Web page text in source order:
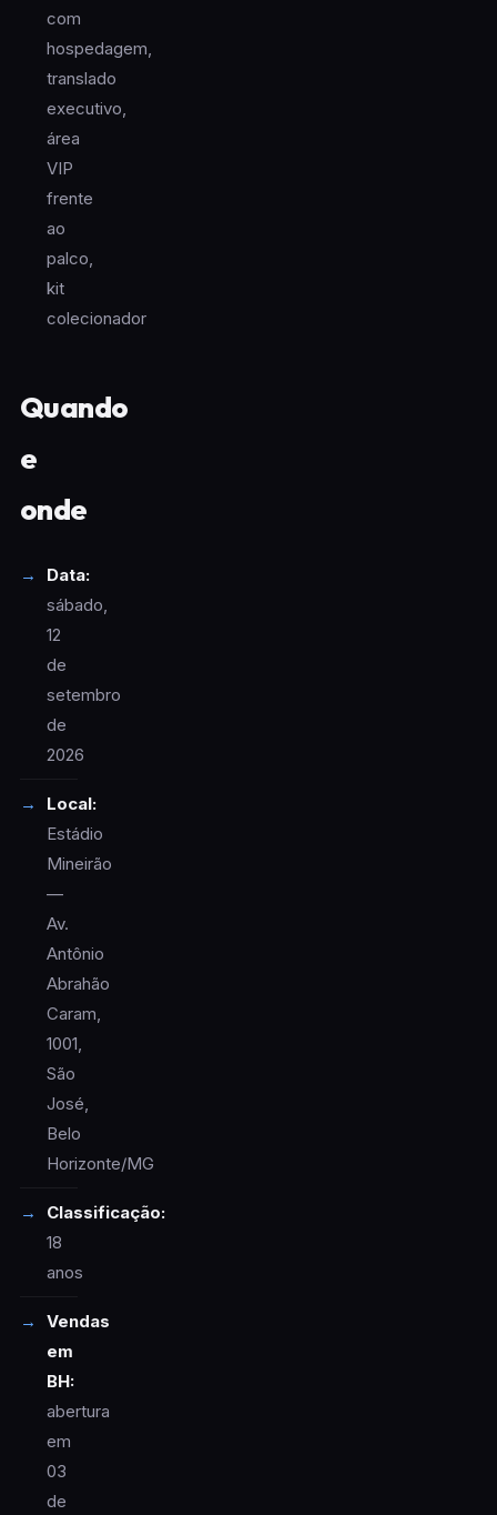
com
hospedagem,
translado
executivo,
área
VIP
frente
ao
palco,
kit
colecionador
Quando
e
onde
Data:
sábado,
12
de
setembro
de
2026
Local:
Estádio
Mineirão
—
Av.
Antônio
Abrahão
Caram,
1001,
São
José,
Belo
Horizonte/MG
Classificação:
18
anos
Vendas
em
BH:
abertura
em
03
de